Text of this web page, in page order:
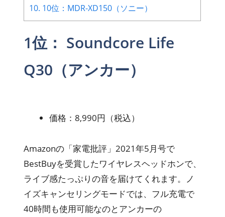
10. 10位：MDR-XD150（ソニー）
1位： Soundcore Life
Q30（アンカー）
価格：8,990円（税込）
Amazonの「家電批評」2021年5月号で
BestBuyを受賞したワイヤレスヘッドホンで、
ライブ感たっぷりの音を届けてくれます。ノ
イズキャンセリングモードでは、フル充電で
40時間も使用可能なのとアンカーの